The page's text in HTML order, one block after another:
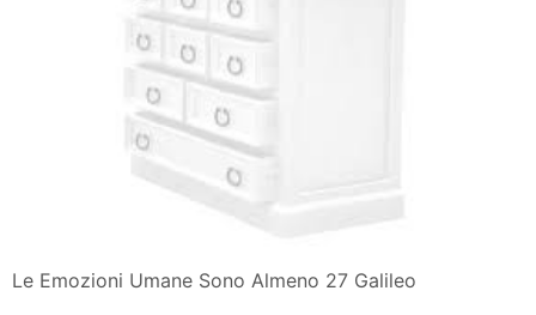
Le Emozioni Umane Sono Almeno 27 Galileo